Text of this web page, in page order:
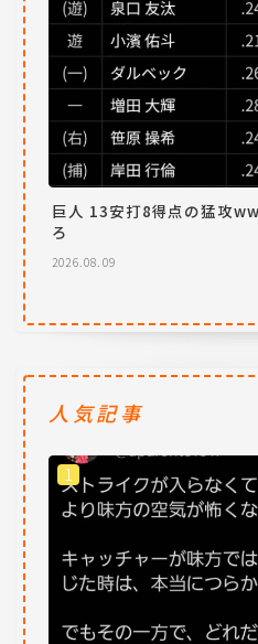
巨人 13安打8得点の猛攻
ろ
2026.08.09
人気記事